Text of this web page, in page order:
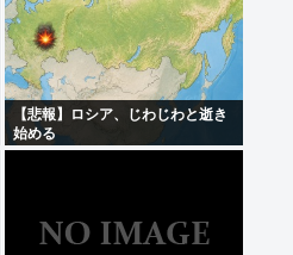
【悲報】ロシア、じわじわと逝き
始める